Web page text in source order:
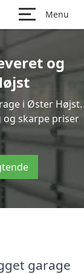
Menu
og
i Øster Højst.
skarpe priser
garage